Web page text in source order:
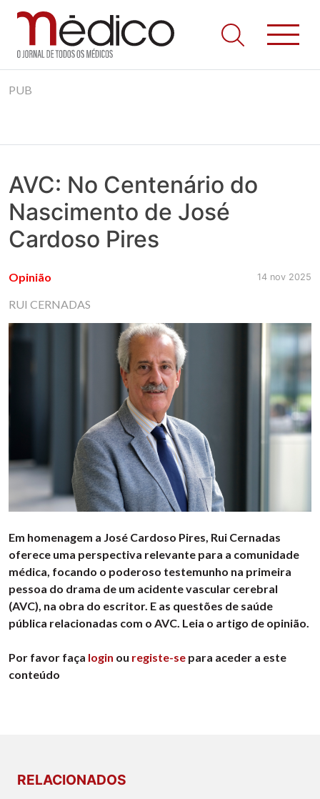
to
Jornal Médico
Médico – O Jornal de Todos os Médicos. Onde as notícias
realmente contam! Tudo o que se passa na Saúde!
PUB
AVC: No Centenário do
Nascimento de José
Cardoso Pires
Opinião 14 nov 2025
RUI CERNADAS
Em homenagem a José Cardoso Pires, Rui Cernadas
oferece uma perspectiva relevante para a comunidade
médica, focando o poderoso testemunho na primeira
pessoa do drama de um acidente vascular cerebral
(AVC), na obra do escritor. E as questões de saúde
pública relacionadas com o AVC. Leia o artigo de opinião.
Por favor faça login ou registe-se para aceder a este
conteúdo
RELACIONADOS